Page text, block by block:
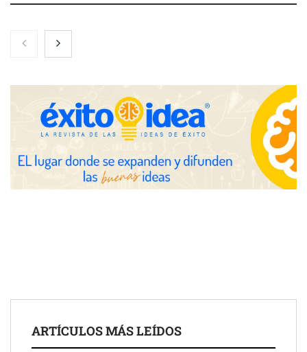
Nicols presenta seis modelos de anillos de compromiso para el
eclipse solar del 12 de agosto
Zoomex mejora su Strategy Center con herramientas
avanzadas para trading estratégico
COMPALISS de LYSOTRIC: cuando un solo producto multiplica
las posibilidades del salón profesional
ARTÍCULOS MÁS LEÍDOS